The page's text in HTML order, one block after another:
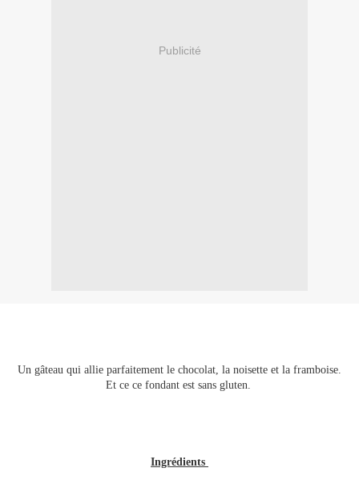
Publicité
Un gâteau qui allie parfaitement le chocolat, la noisette et la framboise.
Et ce ce fondant est sans gluten.
Ingrédients